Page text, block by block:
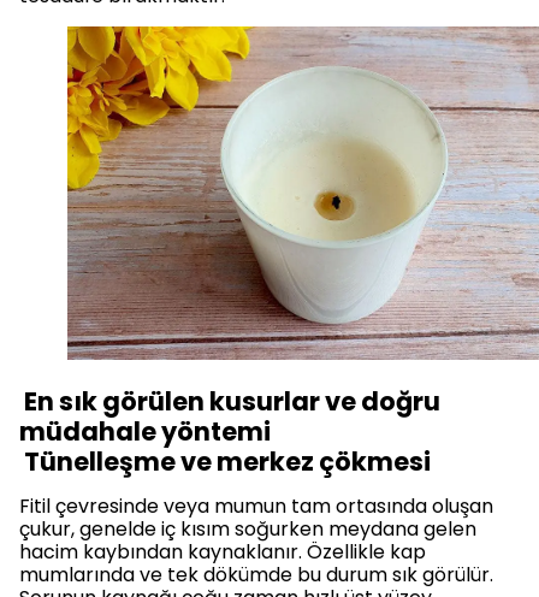
En sık görülen kusurlar ve doğru
müdahale yöntemi
Tünelleşme ve merkez çökmesi
Fitil çevresinde veya mumun tam ortasında oluşan
çukur, genelde iç kısım soğurken meydana gelen
hacim kaybından kaynaklanır. Özellikle kap
mumlarında ve tek dökümde bu durum sık görülür.